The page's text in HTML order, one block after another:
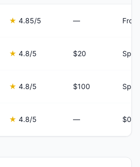
★ 4.85/5 —
★ 4.8/5 $20
★ 4.8/5 $100
★ 4.8/5 —